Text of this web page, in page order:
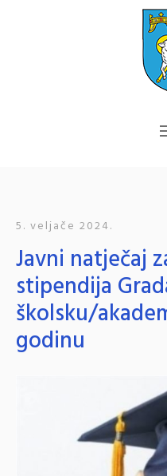
5. veljače 2024.
Javni natječaj
stipendija
školsku/
godinu